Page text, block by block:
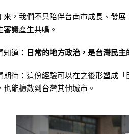
來，我們不只陪伴台南市成長、發
審議產生共鳴。
知道： 日常的地方政治，是台灣民主
期待：這份經驗可以在之後形塑成
也能擴散到台灣其他城市。